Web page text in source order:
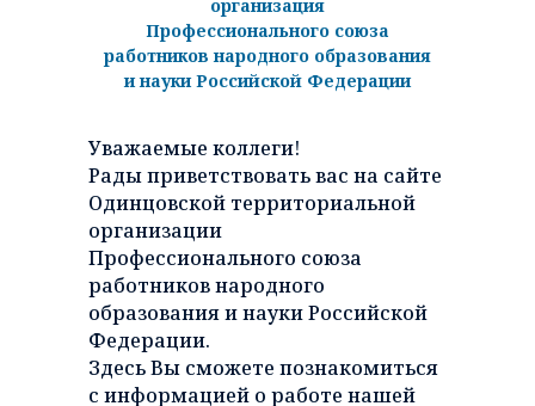
организация
Профессионального союза
работников народного образования
и науки Российской Федерации
Уважаемые коллеги!
Рады приветствовать вас на сайте
Одинцовской территориальной
организации
Профессионального союза
работников народного
образования и науки Российской
Федерации.
Здесь Вы сможете познакомиться
с информацией о работе нашей